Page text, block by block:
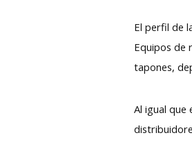
El perfil de
Equipos de
tapones,
Al igual que